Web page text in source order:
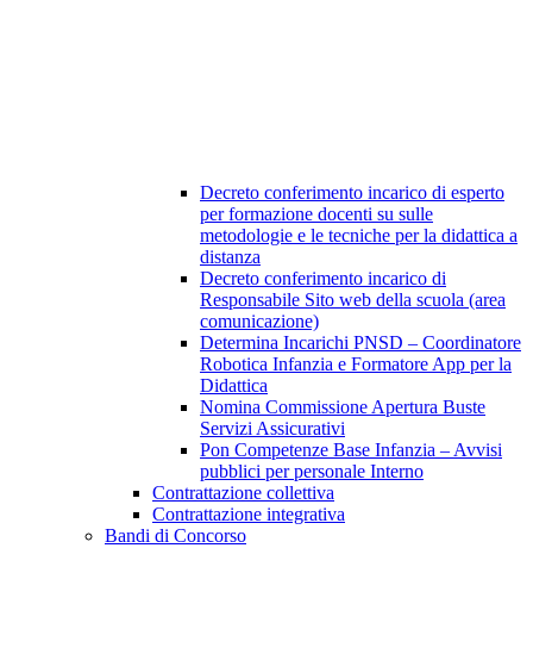
Decreto conferimento incarico di esperto
per formazione docenti su sulle
metodologie e le tecniche per la didattica a
distanza
Decreto conferimento incarico di
Responsabile Sito web della scuola (area
comunicazione)
Determina Incarichi PNSD – Coordinatore
Robotica Infanzia e Formatore App per la
Didattica
Nomina Commissione Apertura Buste
Servizi Assicurativi
Pon Competenze Base Infanzia – Avvisi
pubblici per personale Interno
Contrattazione collettiva
Contrattazione integrativa
Bandi di Concorso